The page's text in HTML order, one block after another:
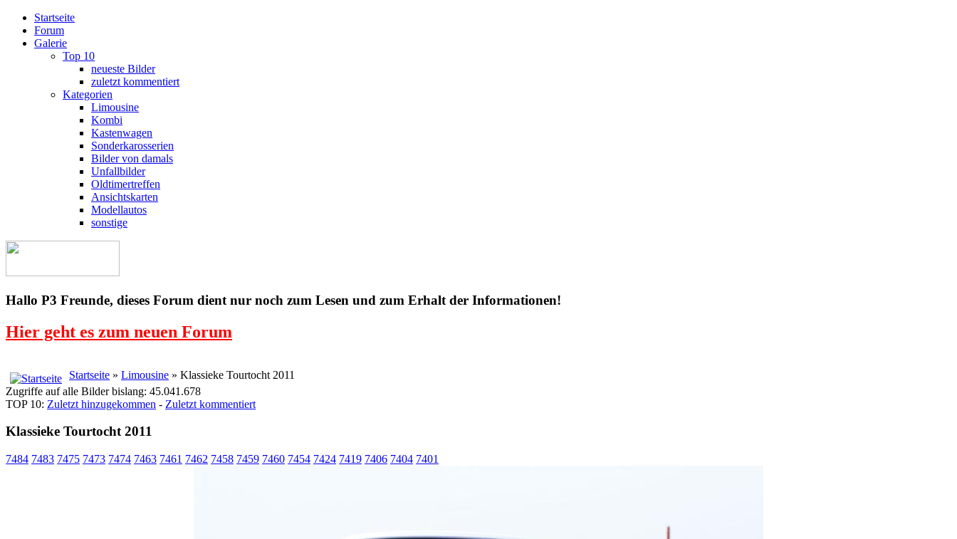
Startseite
Forum
Galerie
Top 10
neueste Bilder
zuletzt kommentiert
Kategorien
Limousine
Kombi
Kastenwagen
Sonderkarosserien
Bilder von damals
Unfallbilder
Oldtimertreffen
Ansichtskarten
Modellautos
sonstige
Hallo P3 Freunde, dieses Forum dient nur noch zum Lesen und zum Erhalt der Informationen!
Hier geht es zum neuen Forum
Startseite » Limousine » Klassieke Tourtocht 2011
Zugriffe auf alle Bilder bislang: 45.041.678
TOP 10: Zuletzt hinzugekommen - Zuletzt kommentiert
Klassieke Tourtocht 2011
7484 7483 7475 7473 7474 7463 7461 7462 7458 7459 7460 7454 7424 7419 7406 7404 7401